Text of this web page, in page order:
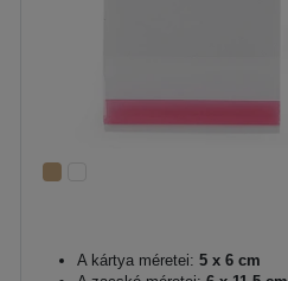
A kártya méretei: 5 x 6 cm